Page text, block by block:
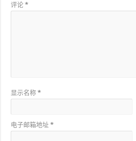
评论*
显示名称*
电子邮箱地址*